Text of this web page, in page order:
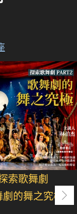
索歌舞劇
劇的舞之究極》